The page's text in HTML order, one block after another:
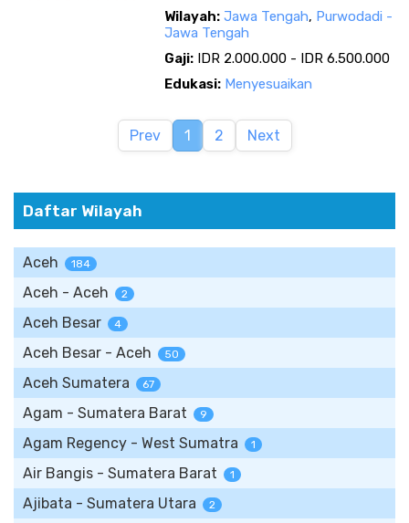
Wilayah: Jawa Tengah, Purwodadi -
Jawa Tengah
Gaji: IDR 2.000.000 - IDR 6.500.000
Edukasi: Menyesuaikan
Prev 1 2 Next
Daftar Wilayah
Aceh 184
Aceh - Aceh 2
Aceh Besar 4
Aceh Besar - Aceh 50
Aceh Sumatera 67
Agam - Sumatera Barat 9
Agam Regency - West Sumatra 1
Air Bangis - Sumatera Barat 1
Ajibata - Sumatera Utara 2